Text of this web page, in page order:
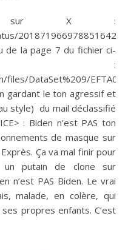
2018719669788516422
de la page 7 du fichier ci-
:
DataSet%209/
gardant le ton agressif et
style) du mail déclassifié
: Biden n’est PAS ton
de masque sur
Ça va mal finir pour
un putain de clone sur
n’est PAS Biden. Le vrai
malade, en colère, qui
propres enfants. C’est